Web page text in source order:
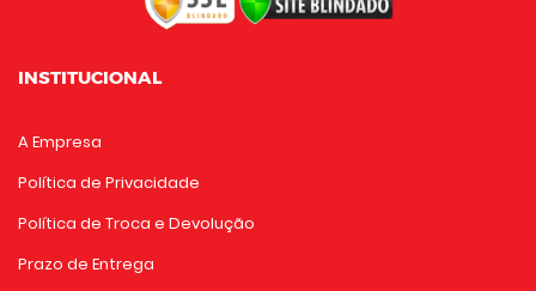
INSTITUCIONAL
A Empresa
Política de Privacidade
Política de Troca e Devolução
Prazo de Entrega